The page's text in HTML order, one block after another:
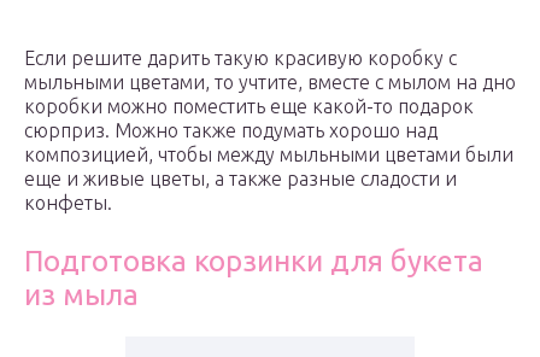
Если решите дарить такую красивую коробку с
мыльными цветами, то учтите, вместе с мылом на дно
коробки можно поместить еще какой-то подарок
сюрприз. Можно также подумать хорошо над
композицией, чтобы между мыльными цветами были
еще и живые цветы, а также разные сладости и
конфеты.
Подготовка корзинки для букета
из мыла